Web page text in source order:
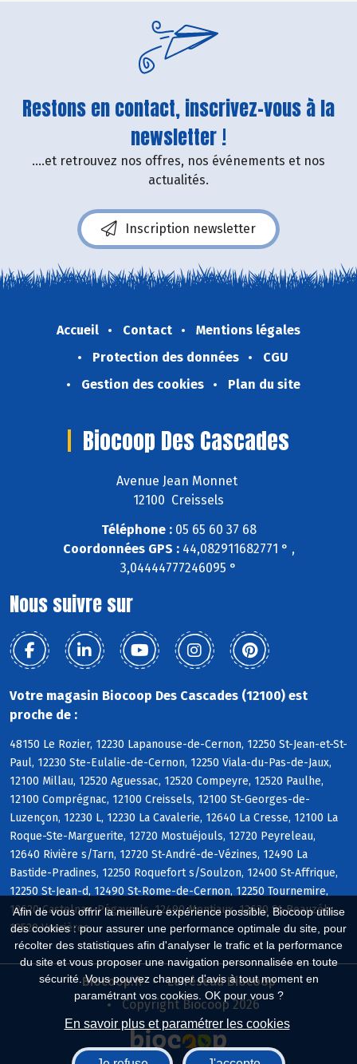
Afin de vous offrir la meilleure expérience possible, Biocoop utilise
des cookies : pour assurer une performance optimale du site, pour
récolter des statistiques afin d'analyser le trafic et la performance
du site et vous proposer une navigation personnalisée en toute
sécurité. Vous pouvez changer d'avis à tout moment en
paramétrant vos cookies. OK pour vous ?
En savoir plus et paramétrer les cookies
Restons en contact, inscrivez-vous à la
newsletter !
....et retrouvez nos offres, nos événements et nos
actualités.
Inscription newsletter
Accueil Contact
Mentions légales
Protection des données
CGU
Gestion des cookies
Plan du site
Biocoop Des Cascades
Avenue Jean Monnet
12100 Creissels
Téléphone :05 65 60 37 68
Coordonnées GPS :44,082911682771 ° ,
3,04444777246095 °
Nous suivre sur
Votre magasin Biocoop Des Cascades (12100) est
proche de :
48150 Le Rozier, 12230 Lapanouse-de-Cernon, 12250 St-Jean-et-St-
Paul, 12230 Ste-Eulalie-de-Cernon, 12250 Viala-du-Pas-de-Jaux,
12100 Millau, 12520 Aguessac, 12520 Compeyre, 12520 Paulhe,
12100 Comprégnac, 12100 Creissels, 12100 St-Georges-de-
Luzençon, 12230 L, 12230 La Cavalerie, 12640 La Cresse, 12100 La
Roque-Ste-Marguerite, 12720 Mostuéjouls, 12720 Peyreleau,
12640 Rivière s/Tarn, 12720 St-André-de-Vézines, 12490 La
Bastide-Pradines, 12250 Roquefort s/Soulzon, 12400 St-Affrique,
12250 St-Jean-d, 12490 St-Rome-de-Cernon, 12250 Tournemire,
12620 Castelnau-Pégayrols, 12490 Montjaux, 12620 St-Beauzély,
12520 Verrières
Biocoop.fr
Le réseau Biocoop
Copyright Biocoop 2026